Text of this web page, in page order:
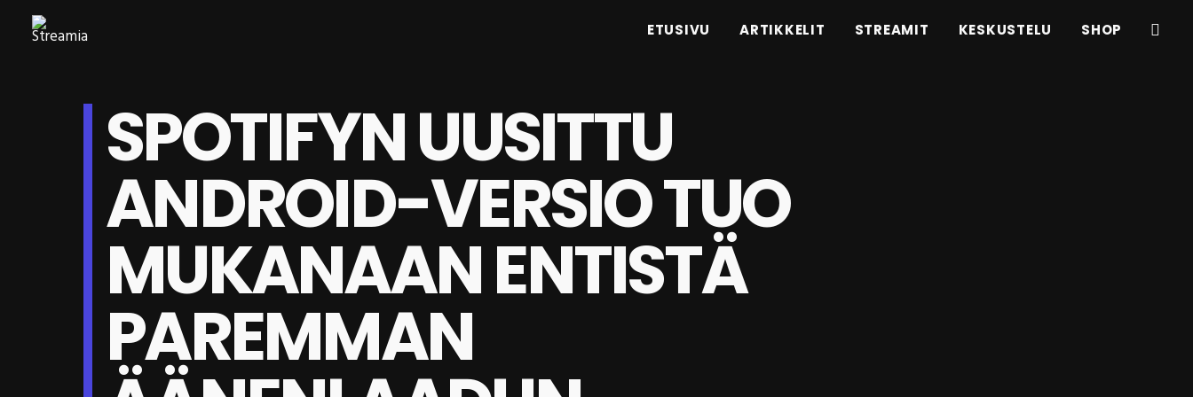
ETUSIVU ARTIKKELIT STREAMIT KESKUSTELU SHOP
SPOTIFYN UUSITTU
ANDROID-VERSIO TUO
MUKANAAN ENTISTÄ
PAREMMAN